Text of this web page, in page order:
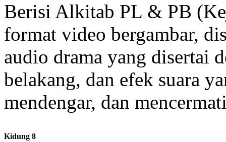
Berisi Alkitab PL & PB
format video bergambar,
audio drama yang disertai
belakang, dan efek suara
mendengar, dan
Kidung 8